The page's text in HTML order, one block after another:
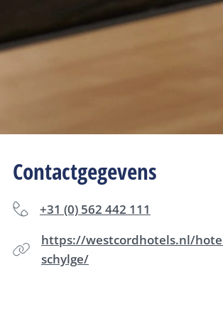
Contactgegevens
+31 (0) 562 442 111
https://westcordhotels.nl/
schylge/